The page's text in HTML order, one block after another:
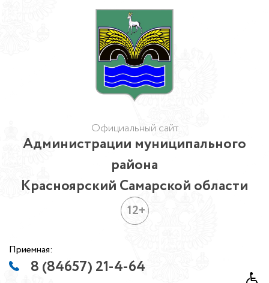
Официальный сайт
Администрации муниципального
района
Красноярский Самарской области
12+
Приемная:
8 (84657) 21-4-64